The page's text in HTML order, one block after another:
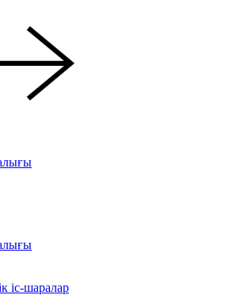
іс-шаралар